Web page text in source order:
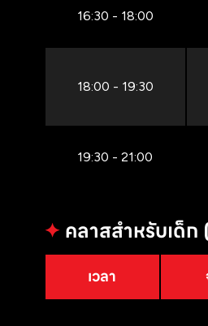
16:30 - 18:00
18:00 - 19:30
19:30 - 21:00
✦คลาสสำหรับเด็ก
เวลา